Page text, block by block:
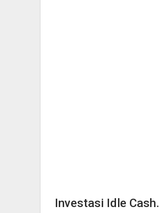
Investasi Idle Cash.